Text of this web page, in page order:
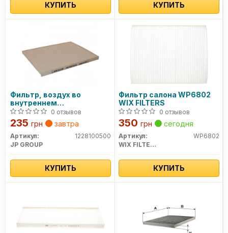
КУПИТЬ КУПИТЬ
Фильтр, воздух во
внутреннем
пространстве
1228100500 JP GROUP
0 отзывов
235 грн завтра
Артикул:
1228100500
JP GROUP
КУПИТЬ
Фильтр салона WP6802
WIX FILTERS
0 отзывов
350 грн сегодня
Артикул:
WP6802
WIX FILTERS
КУПИТЬ